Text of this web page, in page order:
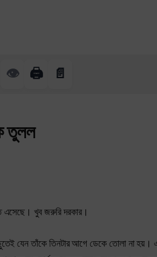
👁 🖨️ 📄
তুলল
এসেছে। খুব জরুরি দরকার।
যেন তাঁকে তিনটার আগে ডেকে তোলা না